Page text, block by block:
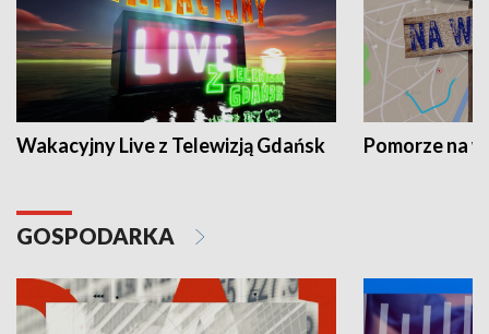
Wakacyjny Live z Telewizją Gdańsk Pomorze na
GOSPODARKA